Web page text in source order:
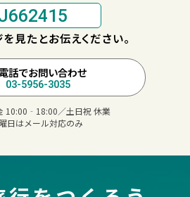
見たとお伝えください。
話でお問い合わせ
03-5956-3035
10:00‐18:00／土日祝 休業
日はメール対応のみ